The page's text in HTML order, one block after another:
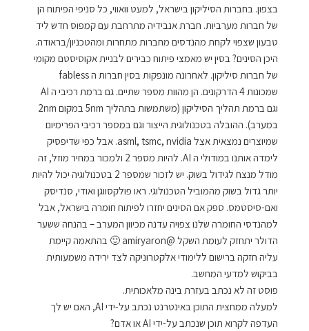
בצפון. בחברות הסיליקון בישראל, למעט וואווי, כל סניפי הפיתוח הן
של חברות מערביות. חברת אנבידיה מתרחבת עם קמפוס חדש ליד
טבעון שצפוי לקחת מהנדסים מחברות מתחרות ומהטכניון/בראודה.
היכן הסינים? בסין יש מאמצי פיתוח כבירים לבניית אקוסיסטם מקומי
של חברות סיליקון. לאחרונה מונפקות בסין חברות ה fabless
שמכונות 4 הדרקונים. הן מהוות מספר שתיים. גם ברמת רכיבי ה AI
וגם ברמת תהליך הסיליקון (משתמשות בתהליך 5nm במקום 2nm
במערב). ההובלה בטכנולוגית הייצור וגם במספר רכיבי הפרימיום
שמיוצרים נמצאית אצל asml, tsmc, nvidia. אבל כפי שדיפסיק
לימדה אותנו במודולי ה AI. להיות מספר 2 ולמכור במחיר מוזל, זה
מודל מנצח לגידול בשוק. יש לזכור שמספר 2 בטכנולוגיה יכול להיות
יותר גדול בשוק מהמוביל הטכנולוגי. ראו פולקסווגן ואודי, סנדיסק
ואם-סיסטמס. ספק אם הסינים יחזרו לפיתוח חומרה בישראל, אבל
למהנדסי החומרה שלנו צפויה עדנה מכיוון המערב – בהנחה ששער
הדולר יתחזק לעומת השקל @amiryaron 🙂 בהתאמה קיימת
עליה חזקה ברישום ללימודי אלקטרוניקה לצד ירידה משמעותית
בביקוש למדעי המחשב.
פוסט זה לא נכתב בעזרת בינה מלאכותית.
למעלה ממחצית התוכן באינטרנט נכתב על-ידי AI, האם יש לך
העדפה לקרוא תוכן שנכתב על-ידי AI או אדם?